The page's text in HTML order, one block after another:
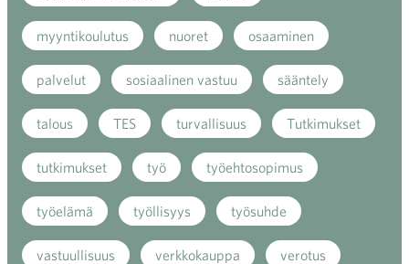
myyntikoulutus nuoret osaaminen
palvelut sosiaalinen vastuu sääntely
talous TES turvallisuus Tutkimukset
tutkimukset työ työehtosopimus
työelämä työllisyys työsuhde
vastuullisuus verkkokauppa verotus